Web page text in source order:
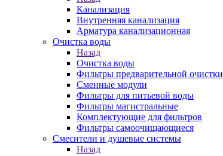
Канализация
Внутренняя канализация
Арматура канализационная
Очистка воды
Назад
Очистка воды
Фильтры предварительной очистки
Сменные модули
Фильтры для питьевой воды
Фильтры магистральные
Комплектующие для фильтров
Фильтры самоочищающиеся
Смесители и душевые системы
Назад